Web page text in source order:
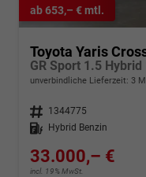
ab 653,– € mtl.
Toyota Yaris
GR Sport 1.5
unverbindliche Lieferzeit: 3
Fahrzeugnr. 1344775
Kraftstoff
Hybrid Benzin
33.000,– €
incl. 19% MwSt.